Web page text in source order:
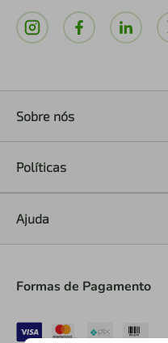
Sobre nós
Políticas
Ajuda
Formas de Pagamento